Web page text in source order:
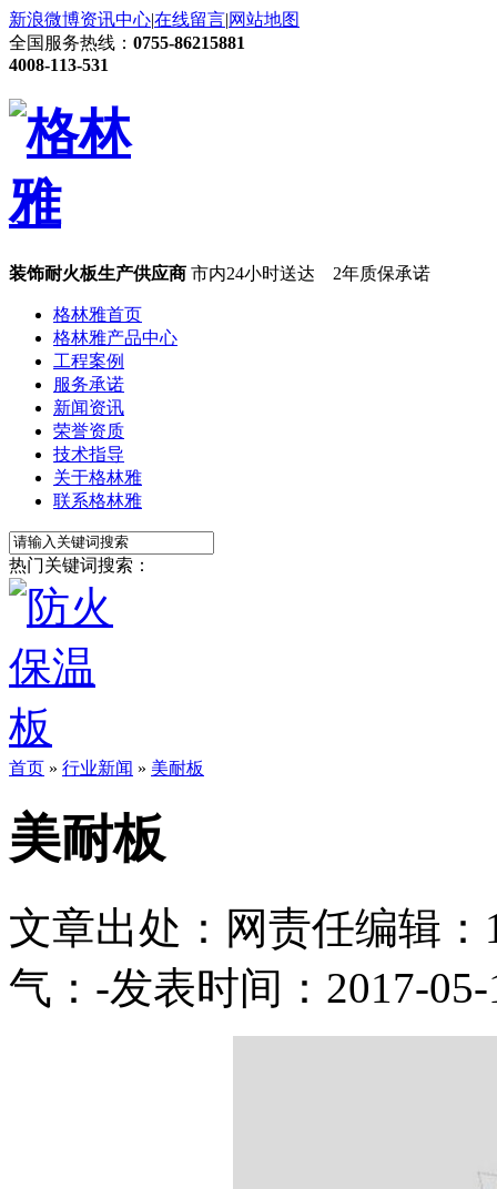
新浪微博资讯中心|在线留言|网站地图
全国服务热线： 0755-86215881
4008-113-531
装饰耐火板生产供应商 市内24小时送达 2年质保承诺
格林雅首页
格林雅产品中心
工程案例
服务承诺
新闻资讯
荣誉资质
技术指导
关于格林雅
联系格林雅
热门关键词搜索：
首页 » 行业新闻 » 美耐板
美耐板
文章出处： 网责任编辑：
气： -发表时间：2017-